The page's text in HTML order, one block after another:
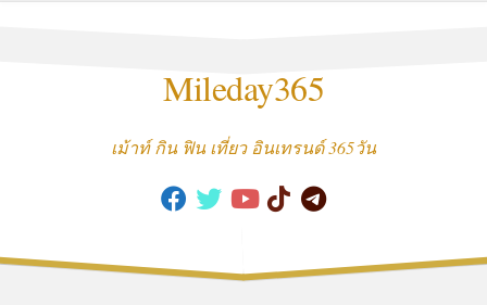
Mileday365
เม้าท์ กิน ฟิน เที่ยว อินเทรนด์ 365วัน